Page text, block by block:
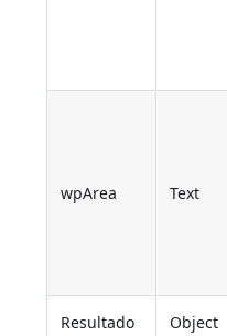
wpArea Text
Resultado Object